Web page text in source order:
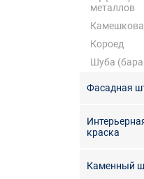
металлов
Короед
Шуба
Фасадная
краска
Каменный